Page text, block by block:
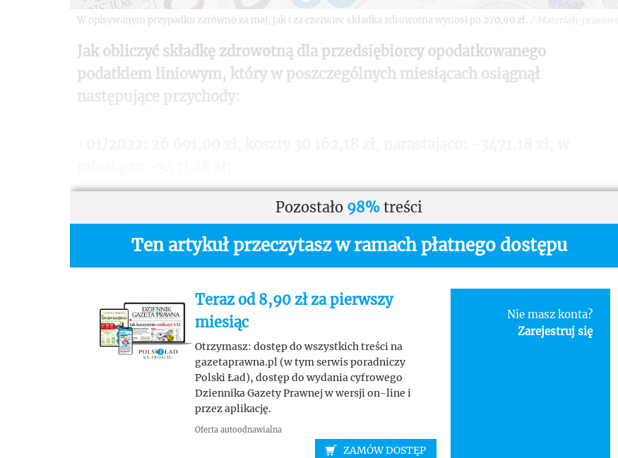
W opisywanym przypadku zarówno za maj, jak i za czerwiec składka zdrowotna wynosi po 270,90 zł. / Materiały prasowe
Jak obliczyć składkę zdrowotną dla przedsiębiorcy opodatkowanego
podatkiem liniowym, który w poszczególnych miesiącach osiągnął
następujące przychody:
Pozostało 98% treści
Ten artykuł przeczytasz w ramach płatnego dostępu
Teraz od 8,90 zł za pierwszy
miesiąc
Otrzymasz: dostęp do wszystkich treści na
gazetaprawna.pl (w tym serwis poradniczy
Polski Ład), dostęp do wydania cyfrowego
Dziennika Gazety Prawnej w wersji on-line i
przez aplikację.
Oferta autoodnawialna
ZAMÓW DOSTĘP
Nie masz konta?
Zarejestruj się